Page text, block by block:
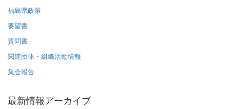
福島県政策
要望書
質問書
関連団体・組織活動情報
集会報告
最新情報アーカイブ